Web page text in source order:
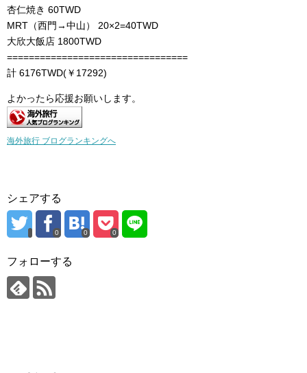
杏仁焼き 60TWD
MRT（西門→中山） 20×2=40TWD
大欣大飯店 1800TWD
=================================
計 6176TWD(￥17292)
よかったら応援お願いします。
海外旅行 ブログランキングへ
シェアする
0 0 0
フォローする